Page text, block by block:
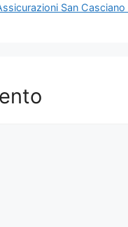
San Casciano